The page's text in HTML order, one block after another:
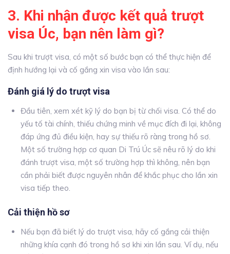
3. Khi nhận được kết quả trượt
visa Úc, bạn nên làm gì?
Sau khi trượt visa, có một số bước bạn có thể thực hiện để
định hướng lại và cố gắng xin visa vào lần sau:
Đánh giá lý do trượt visa
Đầu tiên, xem xét kỹ lý do bạn bị từ chối visa. Có thể do
yếu tố tài chính, thiếu chứng minh về mục đích đi lại, không
đáp ứng đủ điều kiện, hay sự thiếu rõ ràng trong hồ sơ.
Một số trường hợp cơ quan Di Trú Úc sẽ nêu rõ lý do khi
đánh trượt visa, một số trường hợp thì không, nên bạn
cần phải biết được nguyên nhân để khắc phục cho lần xin
visa tiếp theo.
Cải thiện hồ sơ
Nếu bạn đã biết lý do trượt visa, hãy cố gắng cải thiện
những khía cạnh đó trong hồ sơ khi xin lần sau. Ví dụ, nếu